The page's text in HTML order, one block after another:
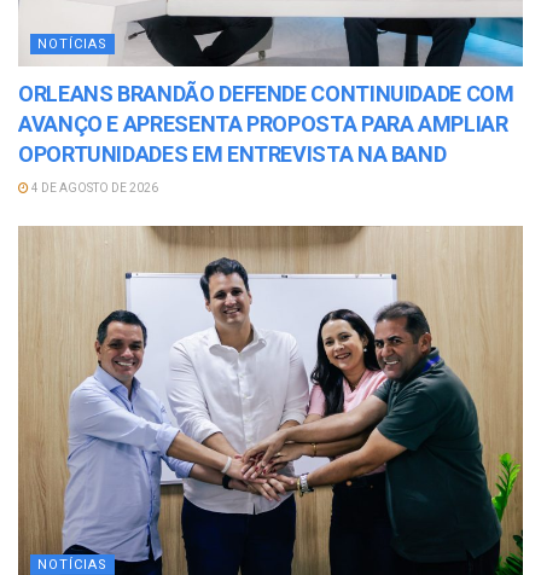
NOTÍCIAS
ORLEANS BRANDÃO DEFENDE CONTINUIDADE COM
AVANÇO E APRESENTA PROPOSTA PARA AMPLIAR
OPORTUNIDADES EM ENTREVISTA NA BAND
4 DE AGOSTO DE 2026
NOTÍCIAS